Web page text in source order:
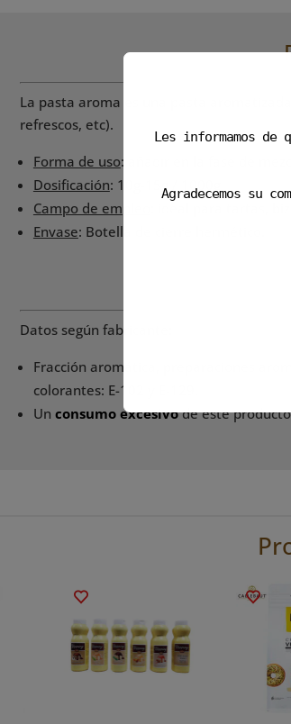
La pasta aroma es una pasta aromatizada
refrescos, etc).
Forma de uso: añadir en la fase de
Dosificación: 10g-15g / 1000g
Campo de empleo
: ideal para tartas,
Envase: Botella de cierre hermético.
Datos según fabricante:
Fracción aromática, preparaciones
colorantes: E-102 y E-129.
Un consumo excesivode este
Les informamos
Agradecemos su